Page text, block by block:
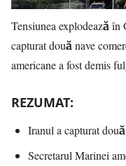
Tensiunea explodează
capturat două nave
americane a fost demis
REZUMAT:
Iranul a capturat
Secretarul Marinei